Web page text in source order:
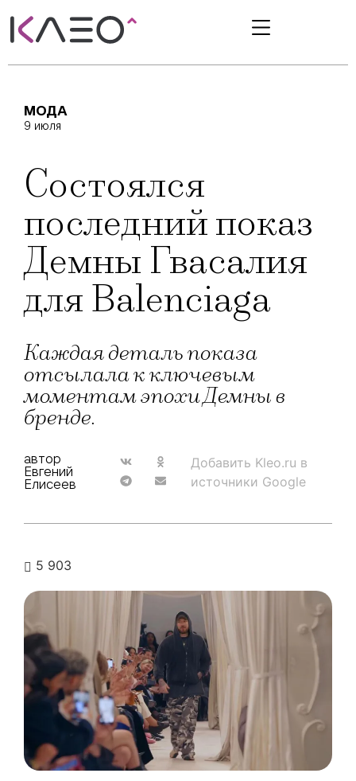
МОДА
9 июля
Состоялся
последний показ
Демны Гвасалия
для Balenciaga
Каждая деталь показа
отсылала к ключевым
моментам эпохи Демны в
бренде.
автор
Евгений
Елисеев
Добавить Kleo.ru в
источники Google
5 903